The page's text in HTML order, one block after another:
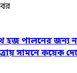
হজ পালনের জন্য
সামনে কয়েক